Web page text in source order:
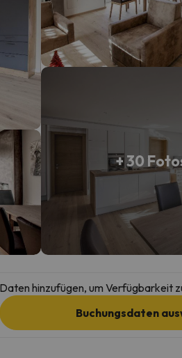
ändern.
sein.
+ 30
Daten hinzufügen, um Verfügbarkeit
Buchungsdaten